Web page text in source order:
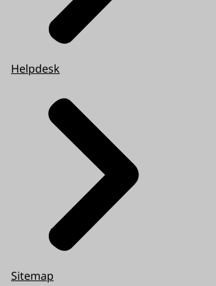
Helpdesk
Sitemap